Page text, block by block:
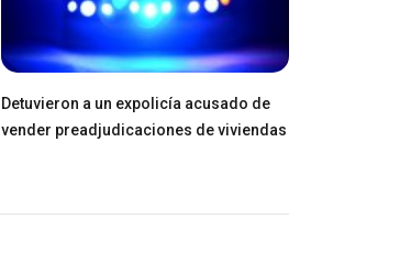
Detuvieron a un expolicía acusado de
vender preadjudicaciones de viviendas